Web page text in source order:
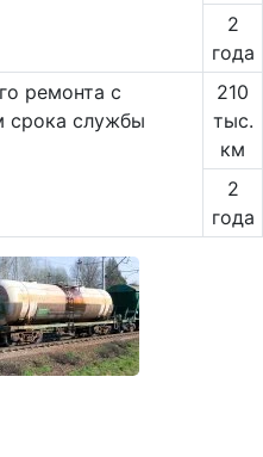
2
года
ремонта с
срока службы
210
тыс.
км
2
года